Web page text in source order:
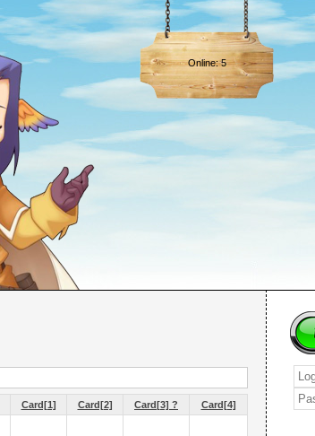
Online: 5
Card[1] Card[2] Card[3] ? Card[4]